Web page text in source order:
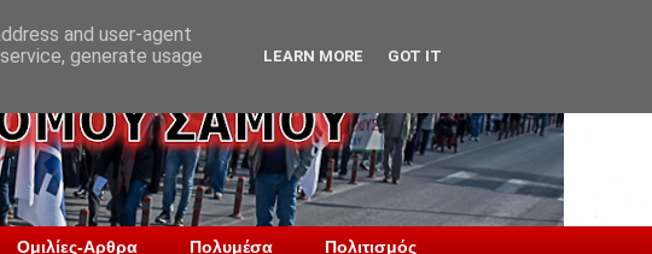
Ομιλίες-Αρθρα Πολυμέσα Πολιτισμός
and user-agent
generate usage
LEARN MORE GOT IT